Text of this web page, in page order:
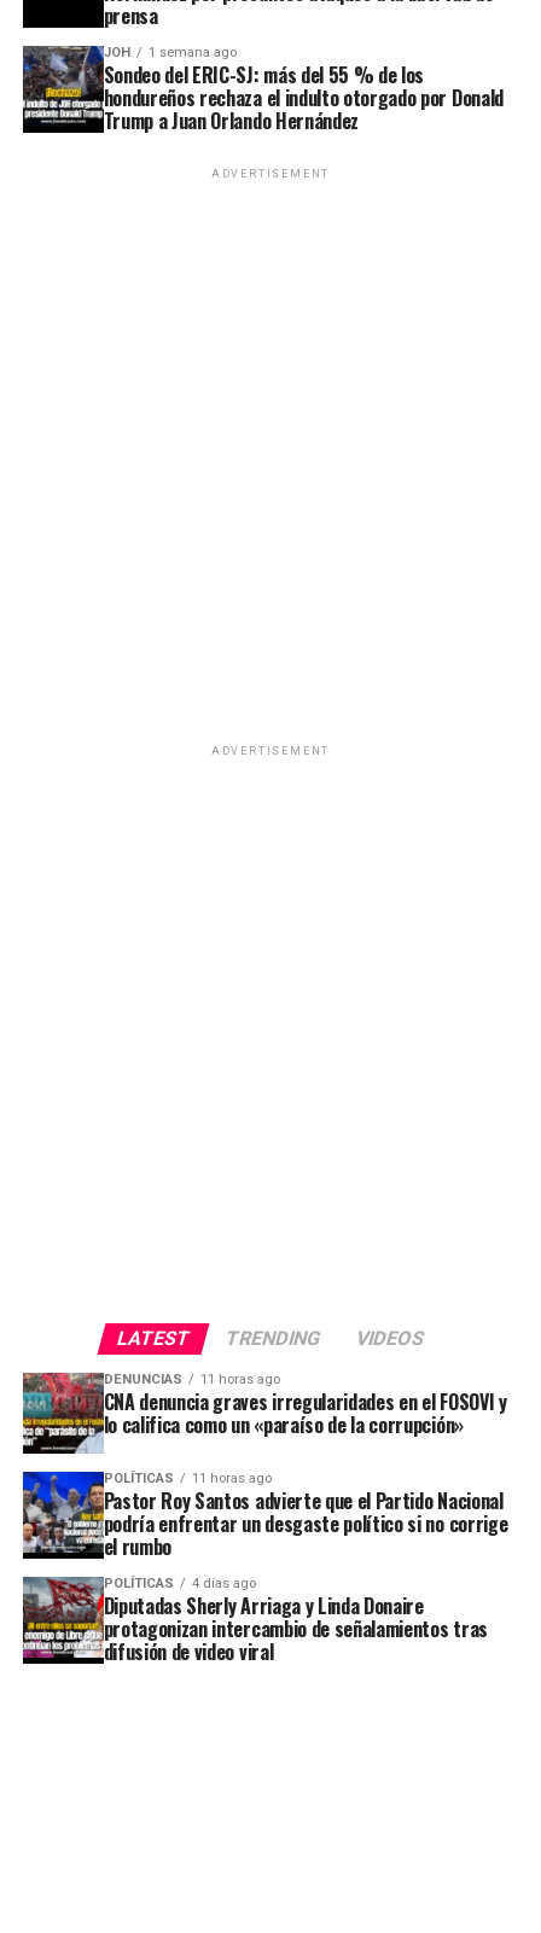
prensa
JOH 1 semana ago
Sondeo del ERIC-SJ: más del 55 % de los
hondureños rechaza el indulto otorgado por Donald
Trump a Juan Orlando Hernández
ADVERTISEMENT
ADVERTISEMENT
LATEST TRENDING VIDEOS
DENUNCIAS 11 horas ago
CNA denuncia graves irregularidades en el FOSOVI y
lo califica como un «paraíso de la corrupción»
POLÍTICAS 11 horas ago
Pastor Roy Santos advierte que el Partido Nacional
podría enfrentar un desgaste político si no corrige
el rumbo
POLÍTICAS 4 días ago
Diputadas Sherly Arriaga y Linda Donaire
protagonizan intercambio de señalamientos tras
difusión de video viral